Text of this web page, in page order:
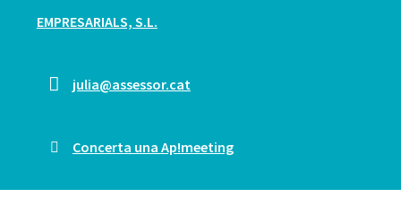
EMPRESARIALS, S.L.
julia@assessor.cat
Concerta una Ap!meeting